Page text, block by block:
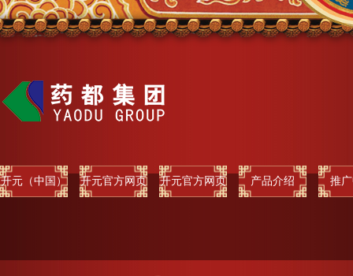
开元（中国） 开元官方网页 开元官方网页 产品介绍 推